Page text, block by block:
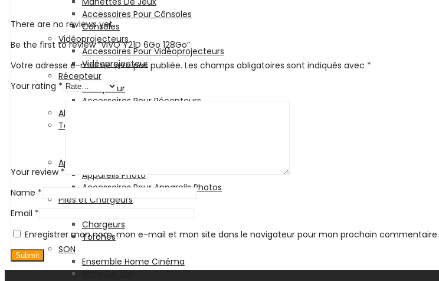
Accessoires Pour Cônsoles
Consoles
Vidéoprojecteurs
Accessoires Pour Vidéoprojecteurs
Vidéoprojecteur
Récepteur
Récepteur
Accessoires Pour Récepteurs
Abonnement
Téléviseurs
Appareils Photos
Appareils Photo
Accessoires Pour Appareils Photos
Piles et Chargeurs
Chargeurs
Torches
SON
Ensemble Home Cinéma
There are no reviews yet.
Be the first to review “VIVO Y21D 6Go 128Go”
Votre adresse e-mail ne sera pas publiée. Les champs obligatoires sont indiqués avec *
Your rating *
Your review *
Name *
Email *
Enregistrer mon nom, mon e-mail et mon site dans le navigateur pour mon prochain commentaire.